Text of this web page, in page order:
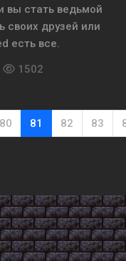
вы стать ведьмой
своих друзей или
есть все.
1502
80 81 82 83